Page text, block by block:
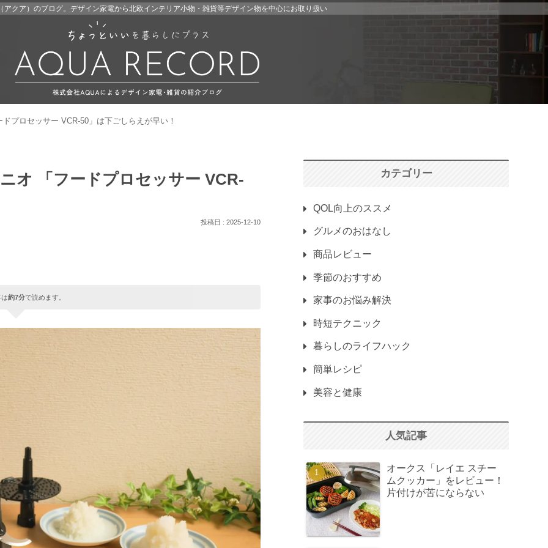
アクア）のブログ。デザイン家電から北欧インテリア小物・雑貨等デザイン物を中心にお取り扱い
プロセッサー VCR-50」は下ごしらえが早い！
オ 「フードプロセッサー VCR-
2025-12-10
約7分で読めます。
カテゴリー
QOL向上のススメ
グルメのおはなし
商品レビュー
季節のおすすめ
家事のお悩み解決
時短テクニック
暮らしのライフハック
簡単レシピ
美容と健康
人気記事
オークス「レイエ スチー
ムクッカー」をレビュー！
片付けが苦にならない